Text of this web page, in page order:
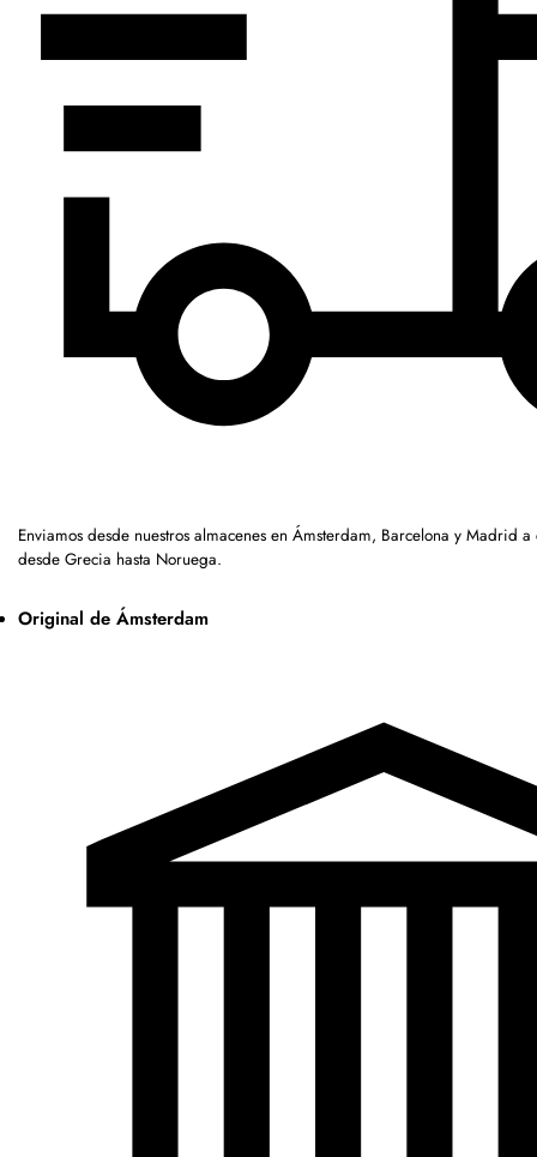
Enviamos desde nuestros almacenes en Ámsterdam, Barcelona y Madrid
desde Grecia hasta Noruega.
Original de Ámsterdam